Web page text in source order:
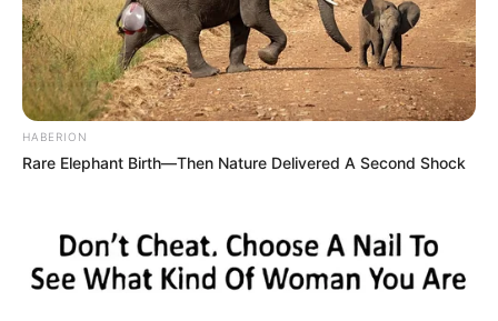
HABERION
Rare Elephant Birth—Then Nature Delivered A Second Shock